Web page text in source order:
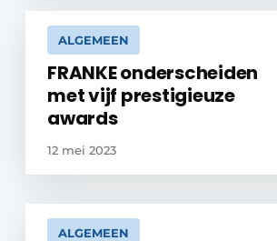
ALGEMEEN
FRANKE onderscheiden
met vijf prestigieuze
awards
12 mei 2023
ALGEMEEN